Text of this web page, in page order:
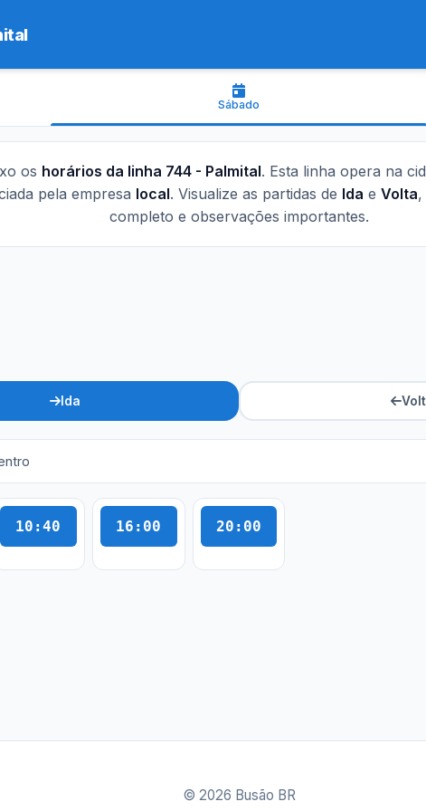
Sábado
os horários da linha 744 - Palmital. Esta linha opera na
pela empresa local. Visualize as partidas de Ida e Volta,
completo e observações importantes.
Ida
10:40 16:00 20:00
© 2026 Busão BR